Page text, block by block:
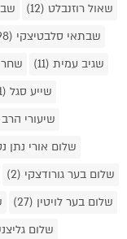
שאול רוזנבלט (12)
שבתאי סלבטיצקי (498)
שגיב עמית (11)
שחר
שייע סגל (31)
שיעורי הרב
שלום אורי נתן
שלום בער גורודצקי (2)
שלום בער לויטין (27)
שלום